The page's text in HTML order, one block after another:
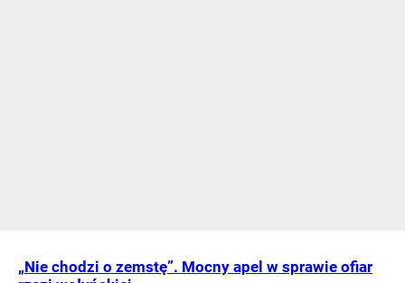
„Nie chodzi o zemstę”. Mocny apel w sprawie ofiar